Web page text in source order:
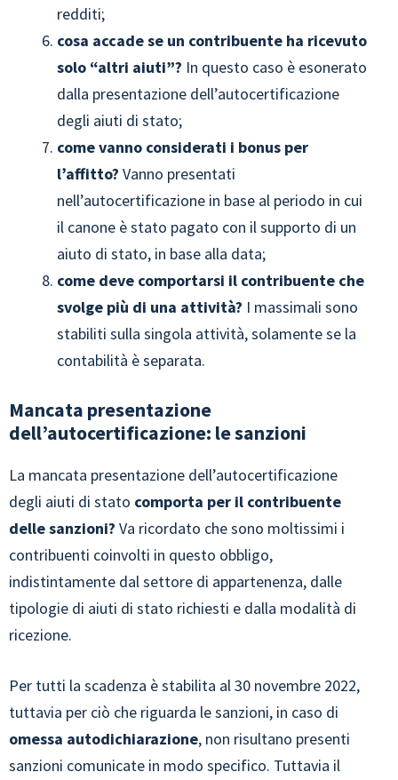
redditi;
cosa accade se un contribuente ha ricevuto
solo “altri aiuti”? In questo caso è esonerato
dalla presentazione dell’autocertificazione
degli aiuti di stato;
come vanno considerati i bonus per
l’affitto? Vanno presentati
nell’autocertificazione in base al periodo in cui
il canone è stato pagato con il supporto di un
aiuto di stato, in base alla data;
come deve comportarsi il contribuente che
svolge più di una attività? I massimali sono
stabiliti sulla singola attività, solamente se la
contabilità è separata.
Mancata presentazione
dell’autocertificazione: le sanzioni
La mancata presentazione dell’autocertificazione
degli aiuti di stato comporta per il contribuente
delle sanzioni? Va ricordato che sono moltissimi i
contribuenti coinvolti in questo obbligo,
indistintamente dal settore di appartenenza, dalle
tipologie di aiuti di stato richiesti e dalla modalità di
ricezione.
Per tutti la scadenza è stabilita al 30 novembre 2022,
tuttavia per ciò che riguarda le sanzioni, in caso di
omessa autodichiarazione, non risultano presenti
sanzioni comunicate in modo specifico. Tuttavia il